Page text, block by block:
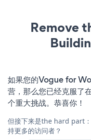
Remove
如果您的Vogue for
营，那么您已经克服了
个重大挑战。恭喜你！
但接下来是the hard part
持更多的访问者？